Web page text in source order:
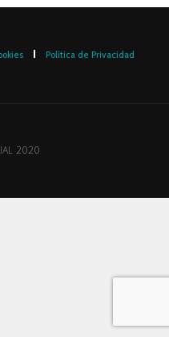
Política de Privacidad
2020